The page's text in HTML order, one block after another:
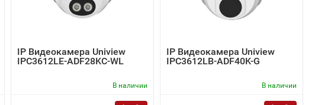
IP Видеокамера Uniview
IPC3612LE-ADF28KC-WL
В наличии
IP Видеокамера Uniview
IPC3612LB-ADF40K-G
В наличии